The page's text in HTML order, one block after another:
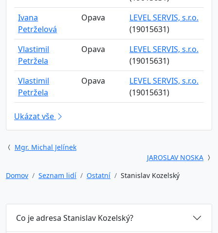
Ivana
Petrželová
Opava
LEVEL SERVIS, s.r.o.
(19015631)
Vlastimil
Petržela
Opava
LEVEL SERVIS, s.r.o.
(19015631)
Vlastimil
Petržela
Opava
LEVEL SERVIS, s.r.o.
(19015631)
Ukázat vše
Mgr. Michal Jelínek
JAROSLAV NOSKA
Domov
Seznam lidí Ostatní Stanislav Kozelský
Co je adresa Stanislav Kozelský?